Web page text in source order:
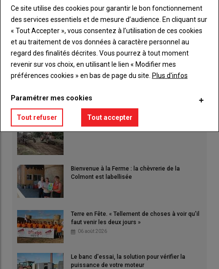
Les moiss’batt sont entrées en action
Cette semaine, les premières moissons d’orge et de colza ont
commencé. Des récoltes précoces aux rendements…
LES PLUS LUS
L'élite du tracto-cross s'invite à Terre en Fête
Bienvenue à la Ferme : la chèvrerie de la
Colmont est labellisée
Terre en Fête. « Tellement de choses à voir qu'il
faut venir les deux jours »
06 août 2026
Le banc d'essai, la solution pour vérifier la
puissance de votre moteur
Ce site utilise des cookies pour garantir le bon fonctionnement
des services essentiels et de mesure d’audience. En cliquant sur
« Tout Accepter », vous consentez à l’utilisation de ces cookies
et au traitement de vos données à caractère personnel au
regard des finalités décrites. Vous pourrez à tout moment
revenir sur vos choix, en utilisant le lien « Modifier mes
préférences cookies » en bas de page du site. Plus d'infos
Paramétrer mes cookies
Tout refuser Tout accepter